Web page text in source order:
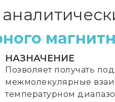
НАЗНАЧЕНИЕ
Позволяет получать
межмолекулярные
температурном